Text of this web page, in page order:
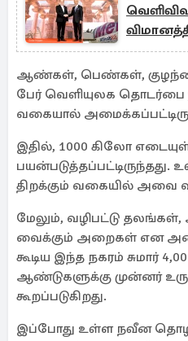
ஆண்கள், பெண்கள்,
பேர் வெளியுலக தொடர்பை
வகையால்
இதில், 1000 கிலோ
பயன்படுத்தப்பட்டிருந்தது.
திறக்கும் வகையில் அவை
மேலும், வழிபட்டு
வைக்கும் அறைகள் என
கூடிய இந்த நகரம் சுமார்
ஆண்டுகளுக்கு முன்னர்
கூறப்படுகிறது.
இப்போது உள்ள நவீன